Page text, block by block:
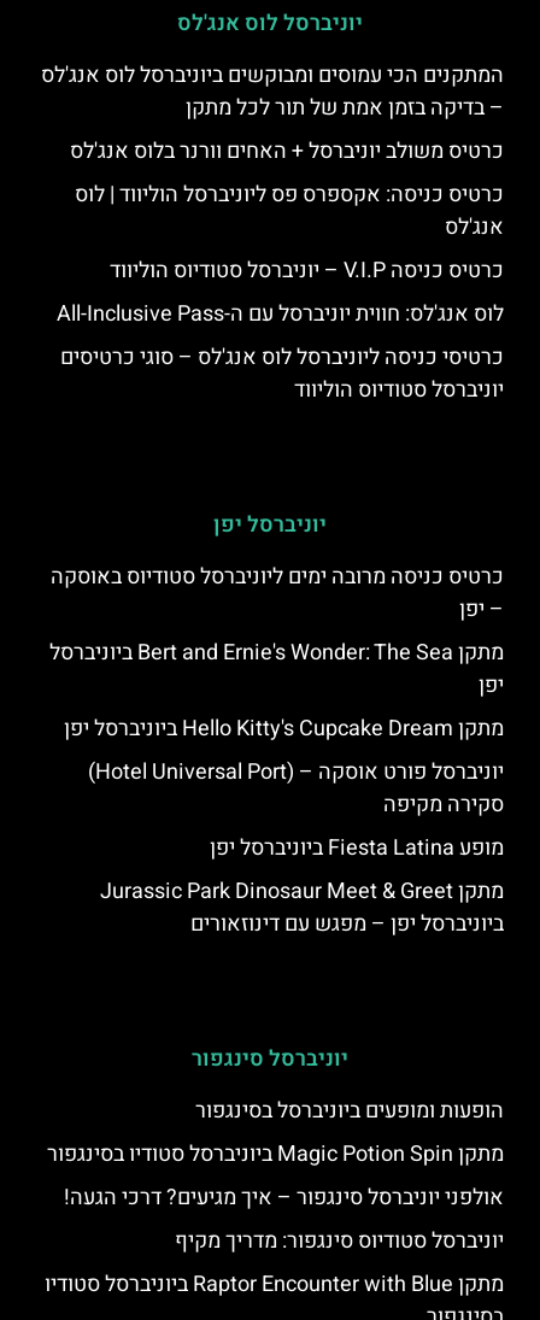
יוניברסל לוס אנג'לס
המתקנים הכי עמוסים ומבוקשים ביוניברסל לוס אנג'לס
– בדיקה בזמן אמת של תור לכל מתקן
כרטיס משולב יוניברסל + האחים וורנר בלוס אנג'לס
כרטיס כניסה: אקספרס פס ליוניברסל הוליווד | לוס
אנג'לס
כרטיס כניסה V.I.P – יוניברסל סטודיוס הוליווד
לוס אנג'לס: חווית יוניברסל עם ה-All-Inclusive Pass
כרטיסי כניסה ליוניברסל לוס אנג'לס – סוגי כרטיסים
יוניברסל סטודיוס הוליווד
יוניברסל יפן
כרטיס כניסה מרובה ימים ליוניברסל סטודיוס באוסקה
– יפן
מתקן Bert and Ernie's Wonder: The Sea ביוניברסל
יפן
מתקן Hello Kitty's Cupcake Dream ביוניברסל יפן
יוניברסל פורט אוסקה – (Hotel Universal Port)
סקירה מקיפה
מופע Fiesta Latina ביוניברסל יפן
מתקן Jurassic Park Dinosaur Meet & Greet
ביוניברסל יפן – מפגש עם דינוזאורים
יוניברסל סינגפור
הופעות ומופעים ביוניברסל בסינגפור
מתקן Magic Potion Spin ביוניברסל סטודיו בסינגפור
אולפני יוניברסל סינגפור – איך מגיעים? דרכי הגעה!
יוניברסל סטודיוס סינגפור: מדריך מקיף
מתקן Raptor Encounter with Blue ביוניברסל סטודיו